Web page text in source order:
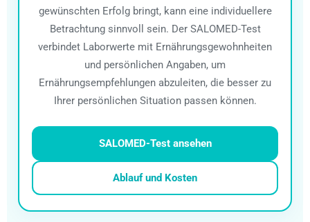
gewünschten Erfolg bringt, kann eine individuellere
Betrachtung sinnvoll sein. Der SALOMED-Test
verbindet Laborwerte mit Ernährungsgewohnheiten
und persönlichen Angaben, um
Ernährungsempfehlungen abzuleiten, die besser zu
Ihrer persönlichen Situation passen können.
SALOMED-Test ansehen
Ablauf und Kosten